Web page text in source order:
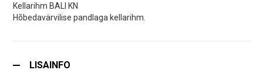
Kellarihm BALI KN
Hõbedavärvilise pandlaga kellarihm.
LISAINFO